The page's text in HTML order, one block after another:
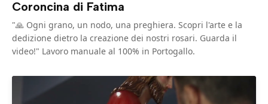
Coroncina di Fatima
"🙏 Ogni grano, un nodo, una preghiera. Scopri l'arte e la
dedizione dietro la creazione dei nostri rosari. Guarda il
video!" Lavoro manuale al 100% in Portogallo.